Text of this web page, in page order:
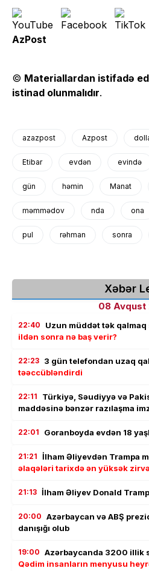
AzPost
© Materiallardan istifadə
istinad olunmalıdır.
azazpost Azpost
Etibar evdən evində
gün həmin Manat
məmmədov nda ona
pul rəhman sonra
Xəbər
08 Avqust
22:40 Uzun müddət tək qalmaq
ildən sonra nə baş verir?
22:23 3 gün telefondan uzaq
təəccübləndirdi
22:11
Türkiyə, Səudiyyə və
maddəsinə bənzər razılaşma
22:01 Goranboyda evdən 18
21:21 İlham Əliyevdən Trampa
əlaqələri tarixdə ən yüksək
21:13 İlham Əliyev Donald
20:00 Azərbaycan və ABŞ
danışığı olub
19:00 Azərbaycanda 3200 illik
Qədim insanların menyusu